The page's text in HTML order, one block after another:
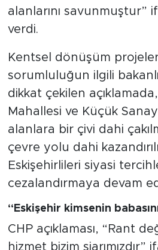
alanlarını savunmuştur”
verdi.
Kentsel dönüşüm
sorumluluğun ilgili
dikkat çekilen
Mahallesi ve Küçük
alanlara bir çivi dahi
çevre yolu dahi
Eskişehirlileri siyasi
cezalandırmaya devam
“Eskişehir kimsenin
CHP açıklaması, “Rant
hizmet bizim